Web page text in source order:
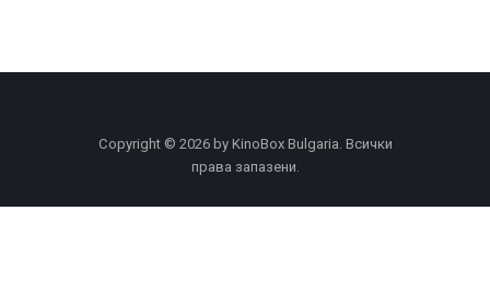
Copyright © 2026 by KinoBox Bulgaria. Всички
права запазени.